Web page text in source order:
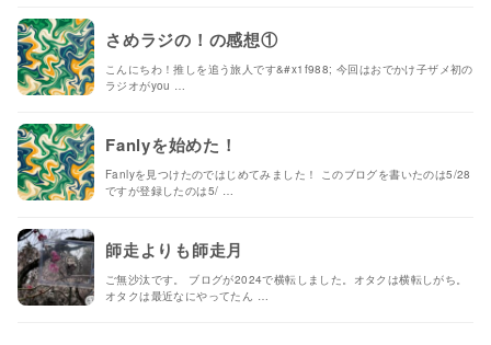
さめラジの！の感想①
こんにちわ！推しを追う旅人です&#x1f988; 今回はおでかけ子ザメ初の
ラジオがyou …
Fanlyを始めた！
Fanlyを見つけたのではじめてみました！ このブログを書いたのは5/28
ですが登録したのは5/ …
師走よりも師走月
ご無沙汰です。 ブログが2024で横転しました。オタクは横転しがち。
オタクは最近なにやってたん …